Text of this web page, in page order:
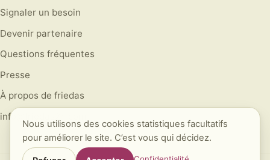
Signaler un besoin
Devenir partenaire
Questions fréquentes
Presse
À propos de friedas
info@friedas24.com
Nous utilisons des cookies statistiques facultatifs
pour améliorer le site. C’est vous qui décidez.